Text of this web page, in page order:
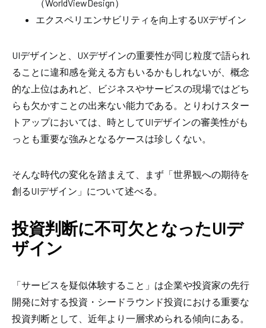
（WorldViewDesign）
エクスペリエンサビリティを向上するUXデザイン
UIデザインと、 UXデザインの重要性が同じ粒度で語られ
ることに違和感を覚える方もいるかもしれないが、概念
的な上位はあれど、ビジネスやサービスの現場ではどち
らも欠かすことの出来ない能力である。とりわけスター
トアップにおいては、時としてUIデザインの審美性がも
っとも重要な強みとなるケースは珍しくない。
そんな時代の変化を踏まえて、まず「世界観への期待を
創るUIデザイン」について述べる。
投資判断に不可欠となったUIデ
ザイン
「サービスを疑似体験すること」は企業や投資家の先行
開発に対する投資・シードラウンド投資における重要な
投資判断として、近年より一層求められる傾向にある。